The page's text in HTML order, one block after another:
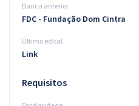
Atendimento
Banca anterior
FDC - Fundação Dom Cintra
Último edital
Link
Requisitos